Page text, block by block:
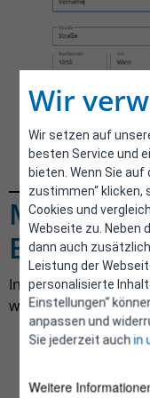
Wir
Wir setzen auf
besten Service und
bieten. Wenn Sie
zustimmen“ klicken,
Cookies und
Webseite zu. Neben
dann auch
Leistung der
personalisierte
Einstellungen“
anpassen und
Sie jederzeit auchin
Weitere
In diesem Feld
werden.